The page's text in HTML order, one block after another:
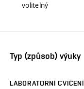
volitelný
Typ (způsob) výuky
LABORATORNÍ CVIČENÍ